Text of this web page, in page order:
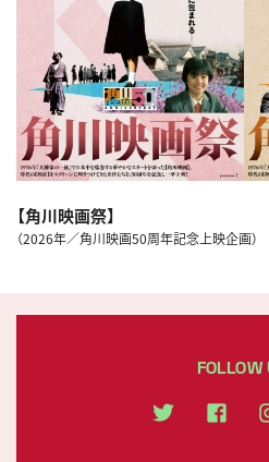
【角川映画祭】
（2026年／角川映画50周年記念上映企画）
FOLLOW